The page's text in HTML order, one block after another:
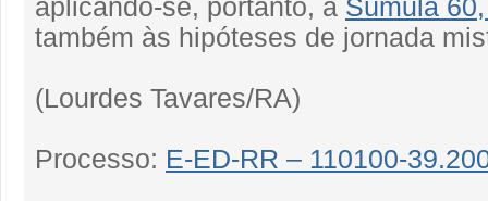
aplicando-se, portanto, a Súmula
também às hipóteses de jornada
(Lourdes Tavares/RA)
Processo: E-ED-RR – 110100-